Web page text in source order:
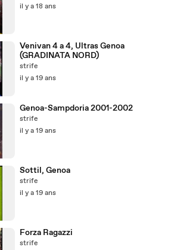
il y a 18 ans
Venivan 4 a 4, Ultras Genoa
(GRADINATA NORD)
strife
il y a 19 ans
Genoa-Sampdoria 2001-2002
strife
il y a 19 ans
Sottil, Genoa
strife
il y a 19 ans
Forza Ragazzi
strife